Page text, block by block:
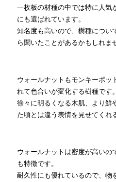
一枚板の材種の中では特に人気
にも選ばれています。
知名度も高いので、樹種につい
ら聞いたことがあるかもしれま
ウォールナットもモンキーポッ
れて色合いが変化する樹種です。
徐々に明るくなる木肌、より鮮
た頃とは違う表情を見せてくれ
ウォールナットは密度が高いの
も特徴です。
耐久性にも優れているので、物